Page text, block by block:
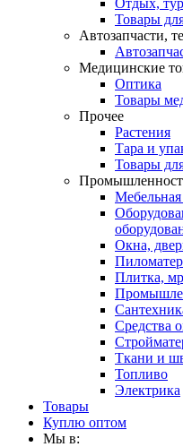
Отдых,
Товары
Автозапчасти,
Медицинские
Оптика
Товары
Прочее
Растения
Тара и
Товары
Окна,
Плитка,
Средства
Ткани и
Топливо
Электрика
Товары
Куплю оптом
Мы в: